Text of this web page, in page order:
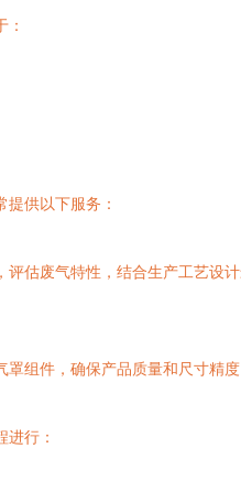
供以下服务：
评估废气特性，结合生产工艺设
罩组件，确保产品质量和尺寸精
行：